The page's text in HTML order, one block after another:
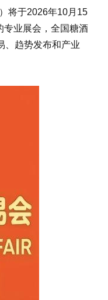
）将于2026年10月15
业展会， 全国糖酒
、趋势发布和产业